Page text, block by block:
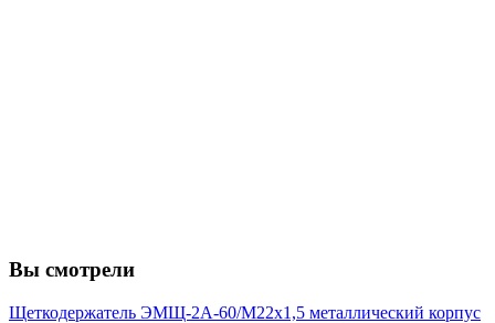
Вы смотрели
Щеткодержатель ЭМЩ-2А-60/М22х1,5 металлический корпус